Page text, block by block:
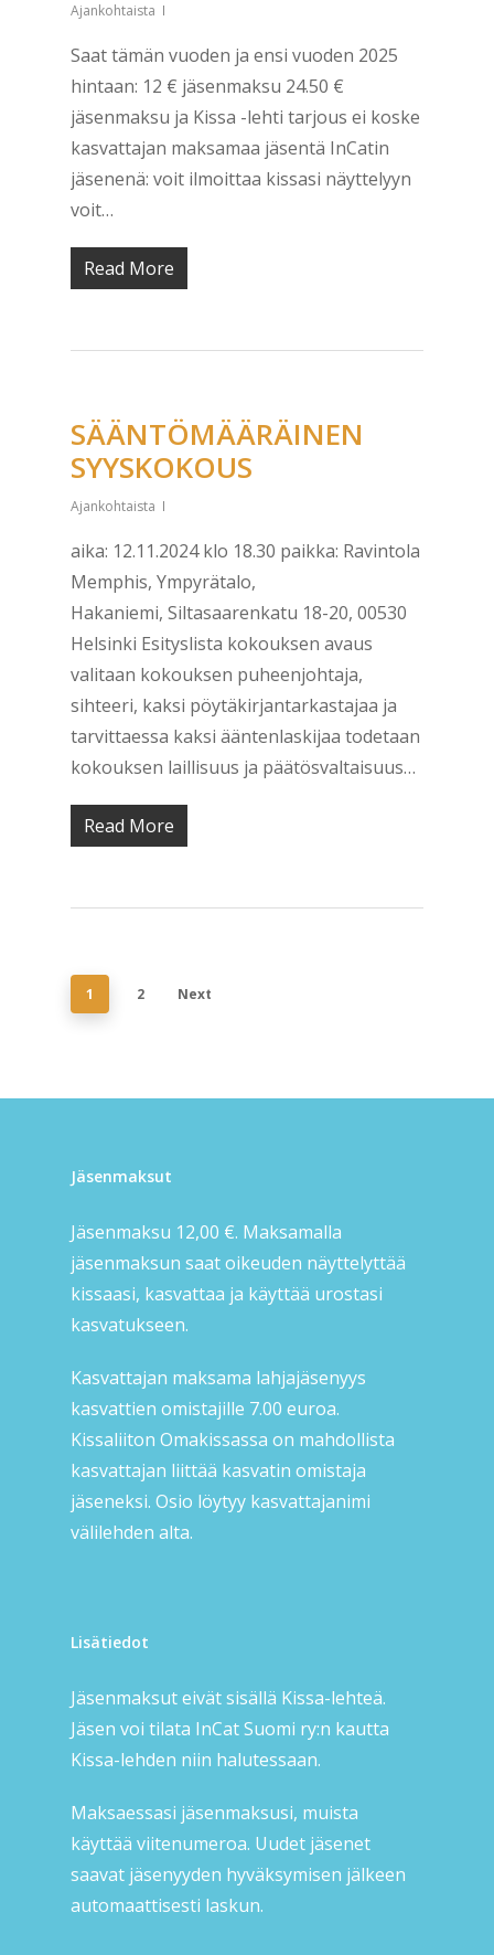
Ajankohtaista
Saat tämän vuoden ja ensi vuoden 2025
hintaan: 12 € jäsenmaksu 24.50 €
jäsenmaksu ja Kissa -lehti tarjous ei koske
kasvattajan maksamaa jäsentä InCatin
jäsenenä: voit ilmoittaa kissasi näyttelyyn
voit…
Read More
SÄÄNTÖMÄÄRÄINEN
SYYSKOKOUS
Ajankohtaista
aika: 12.11.2024 klo 18.30 paikka: Ravintola
Memphis, Ympyrätalo,
Hakaniemi, Siltasaarenkatu 18-20, 00530
Helsinki Esityslista kokouksen avaus
valitaan kokouksen puheenjohtaja,
sihteeri, kaksi pöytäkirjantarkastajaa ja
tarvittaessa kaksi ääntenlaskijaa todetaan
kokouksen laillisuus ja päätösvaltaisuus…
Read More
1 2 Next
Jäsenmaksut
Jäsenmaksu 12,00 €. Maksamalla
jäsenmaksun saat oikeuden näyttelyttää
kissaasi, kasvattaa ja käyttää urostasi
kasvatukseen.
Kasvattajan maksama lahjajäsenyys
kasvattien omistajille 7.00 euroa.
Kissaliiton Omakissassa on mahdollista
kasvattajan liittää kasvatin omistaja
jäseneksi. Osio löytyy kasvattajanimi
välilehden alta.
Lisätiedot
Jäsenmaksut eivät sisällä Kissa-lehteä.
Jäsen voi tilata InCat Suomi ry:n kautta
Kissa-lehden niin halutessaan.
Maksaessasi jäsenmaksusi, muista
käyttää viitenumeroa. Uudet jäsenet
saavat jäsenyyden hyväksymisen jälkeen
automaattisesti laskun.